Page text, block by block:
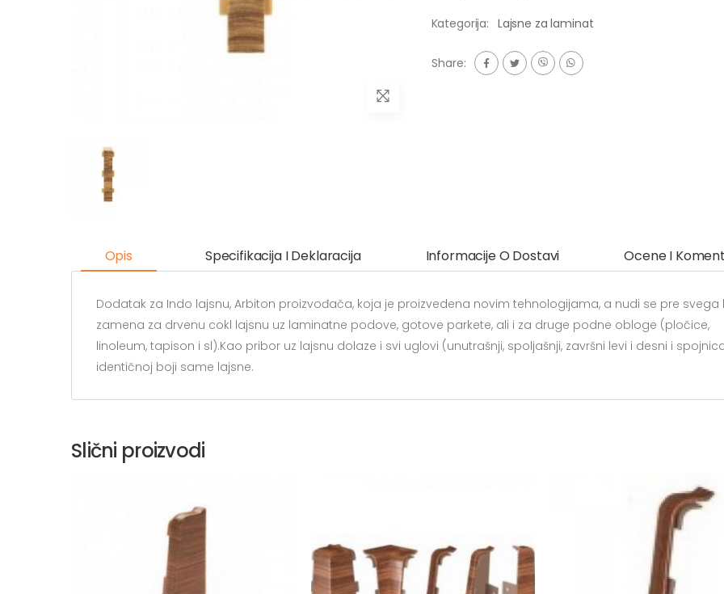
Kategorija: Lajsne za laminat
Share:
Opis Specifikacija I Deklaracija Informacije O Dostavi Ocene I
Dodatak za Indo lajsnu, Arbiton proizvođača, koja je proizvedena novim tehnologijama, a nudi se pre svega
zamena za drvenu cokl lajsnu uz laminatne podove, gotove parkete, ali i za druge podne obloge (pločice,
linoleum, tapison i sl).Kao pribor uz lajsnu dolaze i svi uglovi (unutrašnji, spoljašnji, završni levi i desni i
identičnoj boji same lajsne.
Slični proizvodi